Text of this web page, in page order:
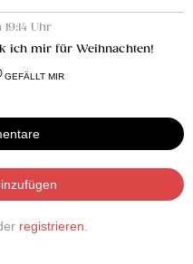
Uhr
ich mir für Weihnachten!
GEFÄLLT MIR
registrieren